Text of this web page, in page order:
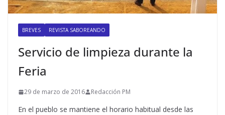
BREVES REVISTA SABOREANDO
Servicio de limpieza durante la
Feria
29 de marzo de 2016 Redacción PM
En el pueblo se mantiene el horario habitual desde las